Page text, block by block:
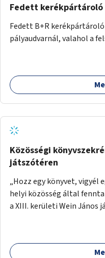
Fedett
Fedett B+R
pályaudvarnál, valahol a
Közösségi
játszótéren
„Hozz egy könyvet, vigyél
helyi közösség által
a XIII. kerületi Wein János